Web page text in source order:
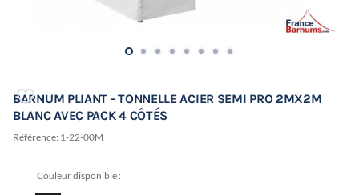
BARNUM PLIANT - TONNELLE ACIER SEMI PRO 2MX2M
BLANC AVEC PACK 4 CÔTÉS
Référence: 1-22-00M
Couleur disponible :